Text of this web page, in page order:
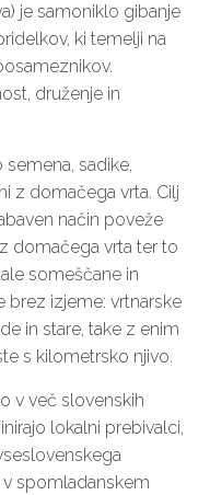
je samoniklo gibanje
ki temelji na
druženje in
sadike,
z domačega vrta. Cilj
način poveže
domačega vrta ter to
someščane in
brez izjeme: vrtnarske
in stare, take z enim
s kilometrsko njivo.
v več slovenskih
lokalni prebivalci,
spomladanskem